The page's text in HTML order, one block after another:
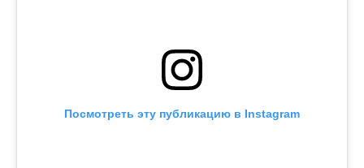
Посмотреть эту публикацию в Instagram